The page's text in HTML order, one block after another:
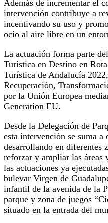
Además de incrementar el
intervención contribuye a
incentivando su uso y
ocio al aire libre en un
La actuación forma parte
Turística en Destino en
Turística de Andalucía
Recuperación,
por la Unión Europea
Generation EU.
Desde la Delegación de
esta intervención se suma a
desarrollando en diferentes
reforzar y ampliar las
las actuaciones ya
bulevar Virgen de
infantil de la avenida de la
parque y zona de juegos
situado en la entrada del